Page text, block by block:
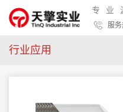
专业
服
行业应用